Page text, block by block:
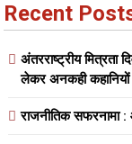
Recent
अंतरराष्ट्रीय मित्रता
लेकर अनकही
राजनीतिक